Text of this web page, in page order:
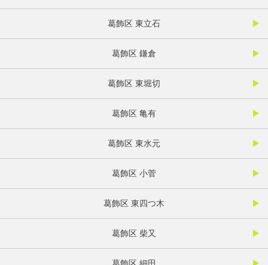
葛飾区 東立石
葛飾区 鎌倉
葛飾区 東堀切
葛飾区 亀有
葛飾区 東水元
葛飾区 小菅
葛飾区 東四つ木
葛飾区 柴又
葛飾区 細田